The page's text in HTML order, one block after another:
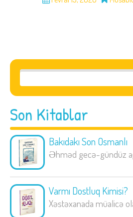
Son Kitablar
Bakıdakı Son Osmanlı
Əhməd gecə-gündüz
Varmı Dostluq Kimisi?
Xəstəxanada müalicə